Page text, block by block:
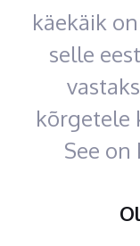
käekäik
selle
kõrgetele
See on